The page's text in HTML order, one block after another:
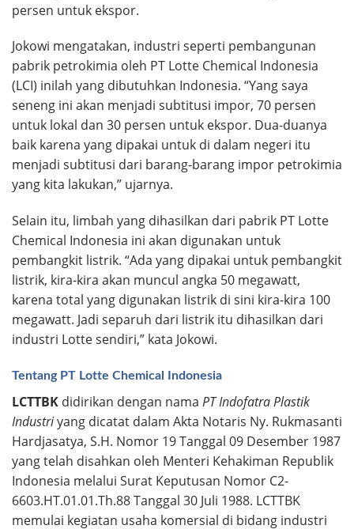
persen untuk ekspor.
Jokowi mengatakan, industri seperti pembangunan
pabrik petrokimia oleh PT Lotte Chemical Indonesia
(LCI) inilah yang dibutuhkan Indonesia. “Yang saya
seneng ini akan menjadi subtitusi impor, 70 persen
untuk lokal dan 30 persen untuk ekspor. Dua-duanya
baik karena yang dipakai untuk di dalam negeri itu
menjadi subtitusi dari barang-barang impor petrokimia
yang kita lakukan,” ujarnya.
Selain itu, limbah yang dihasilkan dari pabrik PT Lotte
Chemical Indonesia ini akan digunakan untuk
pembangkit listrik. “Ada yang dipakai untuk pembangkit
listrik, kira-kira akan muncul angka 50 megawatt,
karena total yang digunakan listrik di sini kira-kira 100
megawatt. Jadi separuh dari listrik itu dihasilkan dari
industri Lotte sendiri,” kata Jokowi.
Tentang PT Lotte Chemical Indonesia
LCTTBK didirikan dengan nama PT Indofatra Plastik
Industriyang dicatat dalam Akta Notaris Ny. Rukmasanti
Hardjasatya, S.H. Nomor 19 Tanggal 09 Desember 1987
yang telah disahkan oleh Menteri Kehakiman Republik
Indonesia melalui Surat Keputusan Nomor C2-
6603.HT.01.01.Th.88 Tanggal 30 Juli 1988. LCTTBK
memulai kegiatan usaha komersial di bidang industri